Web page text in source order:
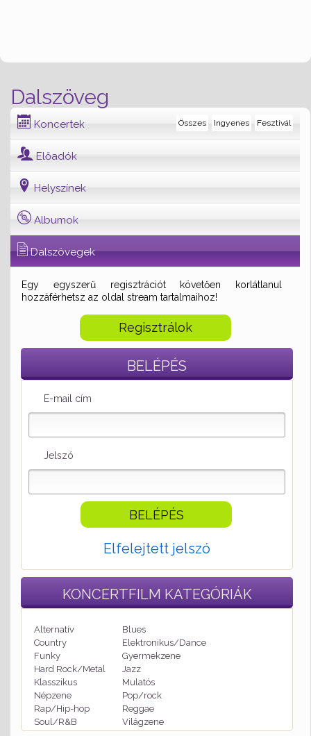
Dalszöveg
Koncertek Fesztivál
Ingyenes
Összes
Előadók
Helyszínek
Albumok
Dalszövegek
Egy egyszerű regisztrációt követően korlátlanul
hozzáférhetsz az oldal stream tartalmaihoz!
Regisztrálok
BELÉPÉS
E-mail cím
Jelszó
Elfelejtett jelszó
KONCERTFILM KATEGÓRIÁK
Alternatív
Blues
Country
Elektronikus/Dance
Funky
Gyermekzene
Hard Rock/Metal
Jazz
Klasszikus
Mulatós
Népzene
Pop/rock
Rap/Hip-hop
Reggae
Soul/R&B
Világzene